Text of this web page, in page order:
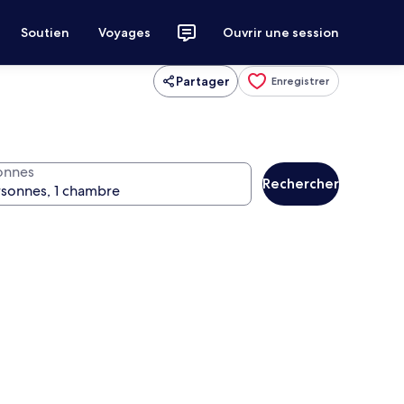
Soutien Voyages Ouvrir une session
Partager Enregistrer
Rechercher